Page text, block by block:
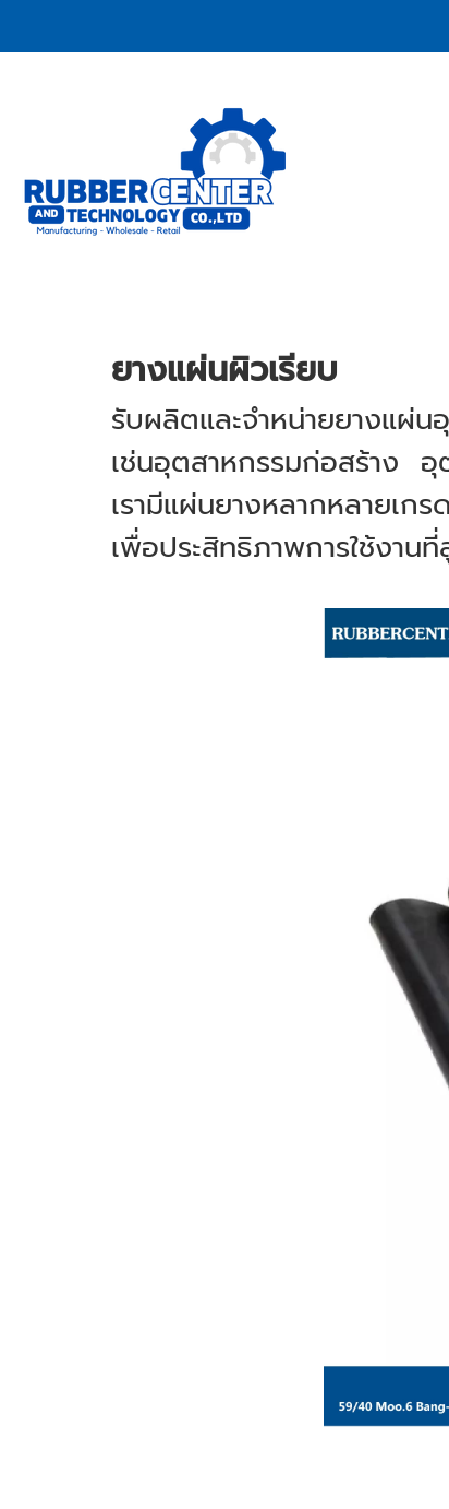
ยางแผ่นผิวเรียบ
รับผลิตและจำหน่ายยางแผ่
เช่นอุตสาหกรรมก่อสร้าง
เรามีแผ่นยางหลากหลายเ
เพื่อประสิทธิภาพการใช้งาน